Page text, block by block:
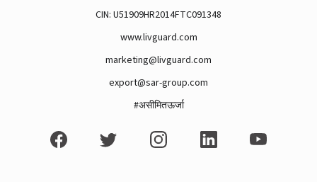
CIN: U51909HR2014FTC091348
www.livguard.com
marketing@livguard.com
export@sar-group.com
#असीमितऊर्जा